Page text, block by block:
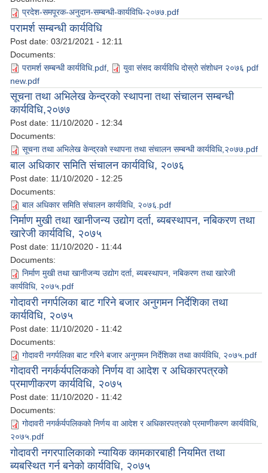
प्रदेश-समपूरक-अनुदान-सम्बन्धी-कार्यविधि-२०७७.pdf
परामर्श सम्बन्धी कार्यविधि
Post date: 03/21/2021 - 12:11
Documents:
परामर्श सम्बन्धी कार्यविधि.pdf
युवा संसद कार्यविधि दोस्रो संशोधन २०७६ pdf
new.pdf
सूचना तथा अभिलेख केन्द्रको स्थापना तथा संचालन सम्बन्धी
कार्यविधि,२०७७
Post date: 11/10/2020 - 12:34
Documents:
सूचना तथा अभिलेख केन्द्रको स्थापना तथा संचालन सम्बन्धी कार्यविधि,२०७७.pdf
बाल अधिकार समिति संचालन कार्यविधि, २०७६
Post date: 11/10/2020 - 12:25
Documents:
बाल अधिकार समिति संचालन कार्यविधि, २०७६.pdf
निर्माण मुखी तथा खानीजन्य उद्योग दर्ता, ब्यबस्थापन, नबिकरण तथा
खारेजी कार्यविधि, २०७५
Post date: 11/10/2020 - 11:44
Documents:
निर्माण मुखी तथा खानीजन्य उद्योग दर्ता, ब्यबस्थापन, नबिकरण तथा खारेजी
कार्यविधि, २०७५.pdf
गोदावरी नगर्पलिका बाट गरिने बजार अनुगमन निर्देशिका तथा
कार्यविधि, २०७५
Post date: 11/10/2020 - 11:42
Documents:
गोदावरी नगर्पलिका बाट गरिने बजार अनुगमन निर्देशिका तथा कार्यविधि, २०७५.pdf
गोदावरी नगर्कर्यपलिकको निर्णय वा आदेश र अधिकारपत्रको
प्रमाणीकरण कार्यविधि, २०७५
Post date: 11/10/2020 - 11:42
Documents:
गोदावरी नगर्कर्यपलिकको निर्णय वा आदेश र अधिकारपत्रको प्रमाणीकरण कार्यविधि,
२०७५.pdf
गोदावरी नगरपालिकाको न्यायिक कामकारबाही नियमित तथा
ब्यबस्थित गर्न बनेको कार्यविधि, २०७५